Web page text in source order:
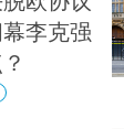
李克强